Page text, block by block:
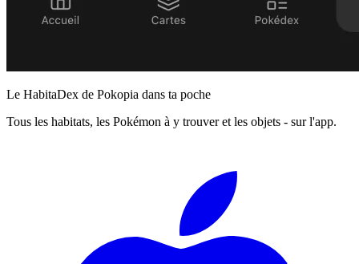
Le HabitaDex de Pokopia dans ta poche
Tous les habitats, les Pokémon à y trouver et les objets - sur l'app.